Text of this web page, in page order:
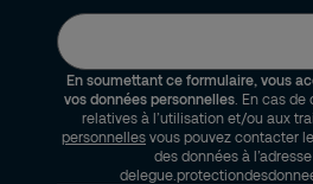
En soumettant ce formulaire, vous
vos données personnelles . En cas
relatives à l’utilisation et/ou aux
personnelles vous pouvez contacter
des données à